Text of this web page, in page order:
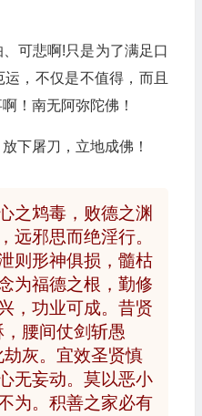
可悲啊!只是为了满足口
，不仅是不值得，而且
！南无阿弥陀佛！
下屠刀，立地成佛！
之鸩毒，败德之渊
远邪思而绝淫行。
则形神俱损，髓枯
为福德之根，勤修
，功业可成。昔贤
腰间仗剑斩愚
灰。宜效圣贤慎
无妄动。莫以恶小
为。积善之家必有